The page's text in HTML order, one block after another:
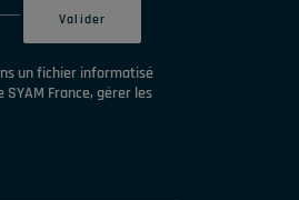
un fichier informatisé
France, gérer les